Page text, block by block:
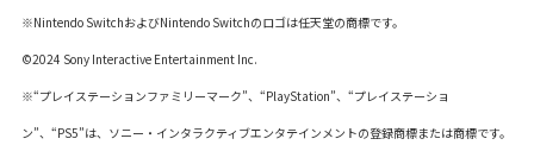
※Nintendo SwitchおよびNintendo Switchのロゴは任天堂の商標です。
©2024 Sony Interactive Entertainment Inc.
※“プレイステーションファミリーマーク”、“PlayStation”、“プレイステーショ
ン”、“PS5”は、ソニー・インタラクティブエンタテインメントの登録商標または商標です。